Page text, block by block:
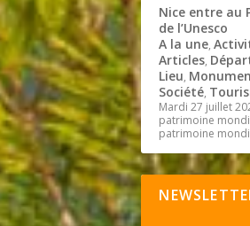
Nice entre au
de l’Unesco
A la une,
Articles,
Lieu,
Société,
Mardi 27 juillet
patrimoine
patrimoine